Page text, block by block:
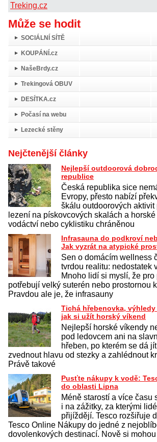
Treking.cz
Může se hodit
SOCIÁLNÍ SÍTĚ
KOUPÁNÍ.cz
NašeBrdy.cz
Trekingová OBUV
DESÍTKA.cz
Počasí na webu
Lezecké stěny
Nejčtenější články
Nejlepší outdoorová
republice
Česká republika sice
Evropy, přesto nabízí
škálu outdoorových aktivit
lezení na pískovcových skalách a
vodáctví nebo cyklistiku chráněnou
Infrasauna do podkroví
Jak vyzrát na atypické
Sen o domácím wellness
tvrdou realitu: nedostatek
Mnoho lidí si myslí, že
potřebují velký suterén nebo prostornou
Pravdou ale je, že infrasauny
Tichá hřebenovka,
jak si užít horský víkend
Nejlepší horské víkendy
pod ledovcem ani na
hřeben, po kterém se dá
zvednout hlavu od stezky a zahlédnout
Právě takové
Pusťte nákupy k vodě:
do oblasti Lipna
Méně starostí a více času
i na zážitky, za kterými
přijíždějí. Tesco rozšiřuje
Tesco Online Nákupy do jedné z
dovolenkových destinací. Nově si mohou